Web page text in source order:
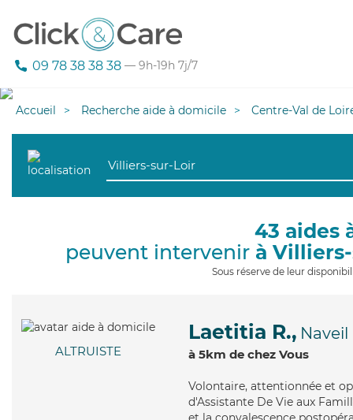
09 78 38 38 38 — 9h-19h 7j/7
Accueil Recherche aide à domicile Centre-Val de
43 aides
peuvent intervenir à
Sous réserve de leur
ALTRUISTE
Laetitia R., Naveil
à 5km de chez Vous
Volontaire, attentionnée et
d'Assistante De Vie aux